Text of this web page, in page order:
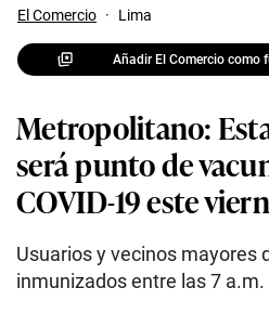
El Comercio · Lima
Añadir El Comercio como
Metropolitano:
será punto de
COVID-19 este
Usuarios y vecinos mayores
inmunizados entre las 7 a.m.